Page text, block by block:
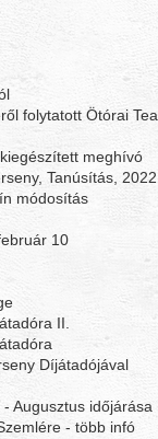
folytatott Ötórai
meghívó
Tanúsítás, 2022
módosítás
10
II.
Díjátadójával
Augusztus időjárása
- több infó